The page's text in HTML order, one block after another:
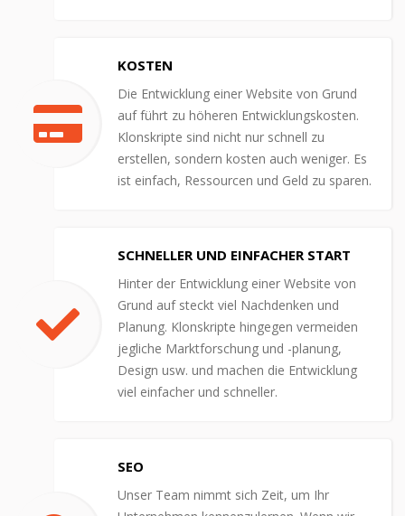
KOSTEN
Die Entwicklung einer Website von Grund
auf führt zu höheren Entwicklungskosten.
Klonskripte sind nicht nur schnell zu
erstellen, sondern kosten auch weniger. Es
ist einfach, Ressourcen und Geld zu sparen.
SCHNELLER UND EINFACHER START
Hinter der Entwicklung einer Website von
Grund auf steckt viel Nachdenken und
Planung. Klonskripte hingegen vermeiden
jegliche Marktforschung und -planung,
Design usw. und machen die Entwicklung
viel einfacher und schneller.
SEO
Unser Team nimmt sich Zeit, um Ihr